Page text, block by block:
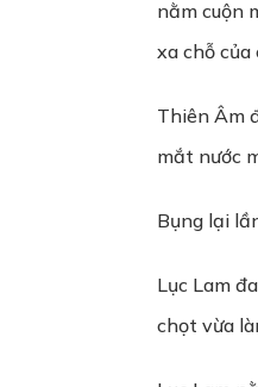
nằm cuộn
xa chỗ
Thiên Âm
mắt nước
Bụng lại
Lục Lam
chọt vừa